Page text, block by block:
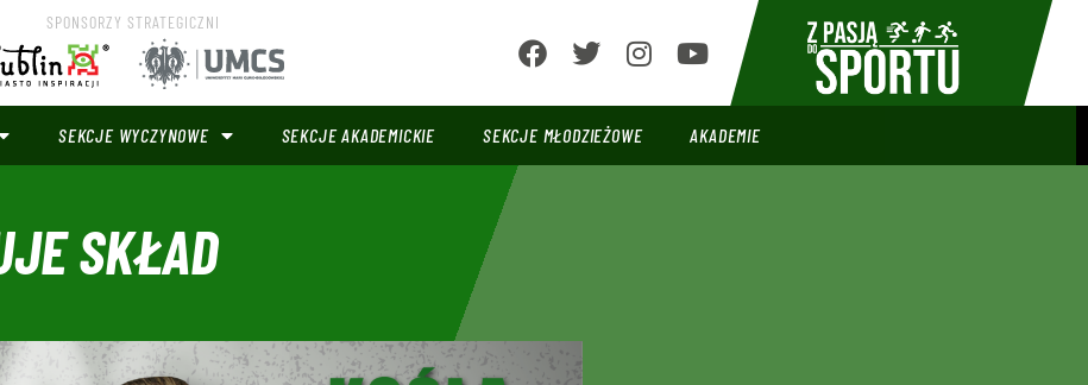
SPONSORZY STRATEGICZNI
SEKCJE WYCZYNOWE SEKCJE AKADEMICKIE SEKCJE MŁODZIEŻOWE AKADEMIE
SKŁAD